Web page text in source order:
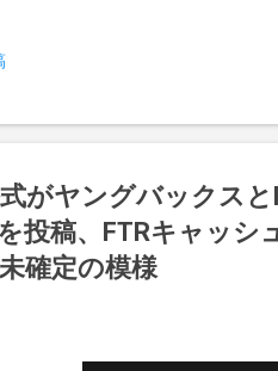
Groundの試合でウィーラー・
ましたが、まだPPVでは公式に
式がヤングバックス
投稿、FTRキャッシ
確定の模様